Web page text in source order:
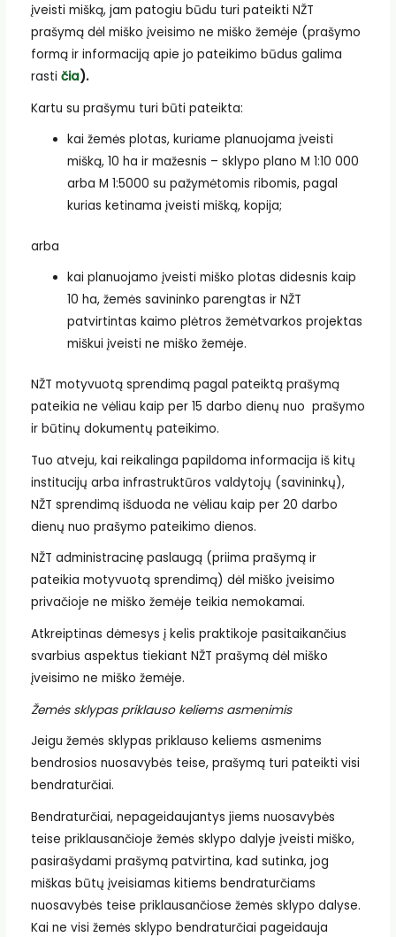
įveisti mišką, jam patogiu būdu turi pateikti NŽT
prašymą dėl miško įveisimo ne miško žemėje (prašymo
formą ir informaciją apie jo pateikimo būdus galima
rasti čia).
Kartu su prašymu turi būti pateikta:
kai žemės plotas, kuriame planuojama įveisti
mišką, 10 ha ir mažesnis – sklypo plano M 1:10 000
arba M 1:5000 su pažymėtomis ribomis, pagal
kurias ketinama įveisti mišką, kopija;
arba
kai planuojamo įveisti miško plotas didesnis kaip
10 ha, žemės savininko parengtas ir NŽT
patvirtintas kaimo plėtros žemėtvarkos projektas
miškui įveisti ne miško žemėje.
NŽT motyvuotą sprendimą pagal pateiktą prašymą
pateikia ne vėliau kaip per 15 darbo dienų nuo prašymo
ir būtinų dokumentų pateikimo.
Tuo atveju, kai reikalinga papildoma informacija iš kitų
institucijų arba infrastruktūros valdytojų (savininkų),
NŽT sprendimą išduoda ne vėliau kaip per 20 darbo
dienų nuo prašymo pateikimo dienos.
NŽT administracinę paslaugą (priima prašymą ir
pateikia motyvuotą sprendimą) dėl miško įveisimo
privačioje ne miško žemėje teikia nemokamai.
Atkreiptinas dėmesys į kelis praktikoje pasitaikančius
svarbius aspektus tiekiant NŽT prašymą dėl miško
įveisimo ne miško žemėje.
Žemės sklypas priklauso keliems asmenimis
Jeigu žemės sklypas priklauso keliems asmenims
bendrosios nuosavybės teise, prašymą turi pateikti visi
bendraturčiai.
Bendraturčiai, nepageidaujantys jiems nuosavybės
teise priklausančioje žemės sklypo dalyje įveisti miško,
pasirašydami prašymą patvirtina, kad sutinka, jog
miškas būtų įveisiamas kitiems bendraturčiams
nuosavybės teise priklausančiose žemės sklypo dalyse.
Kai ne visi žemės sklypo bendraturčiai pageidauja